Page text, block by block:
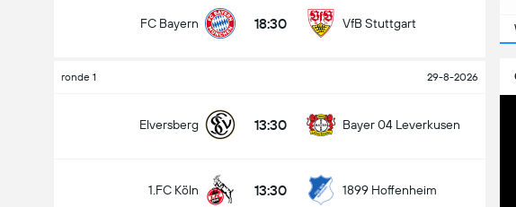
FC Bayern 18:30 VfB Stuttgart
ronde 1 29-8-2026
Elversberg 13:30 Bayer 04 Leverkusen
1.FC Köln 13:30 1899 Hoffenheim